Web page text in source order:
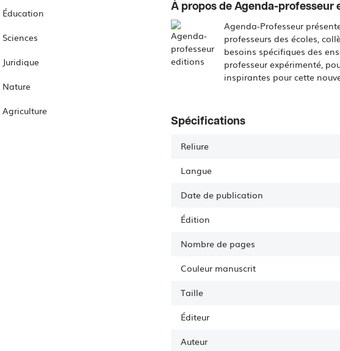
Éducation
Sciences
Juridique
Nature
Agriculture
À propos de Agenda-professeur
Agenda-Professeur
professeurs des écoles,
besoins spécifiques des
professeur expérimenté,
inspirantes pour cette
Spécifications
Reliure
Langue
Date de publication
Édition
Nombre de pages
Couleur manuscrit
Taille
Éditeur
Auteur